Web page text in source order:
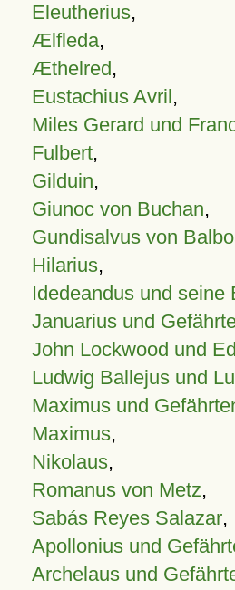
Eleutherius,
Ælfleda,
Æthelred,
Eustachius Avril,
Miles Gerard und
Fulbert,
Gilduin,
Giunoc von Buchan,
Gundisalvus von
Hilarius,
Idedeandus und seine
Januarius und
John Lockwood und
Ludwig Ballejus und
Maximus und
Maximus,
Nikolaus,
Romanus von Metz,
Sabás Reyes Salazar,
Apollonius und
Archelaus und